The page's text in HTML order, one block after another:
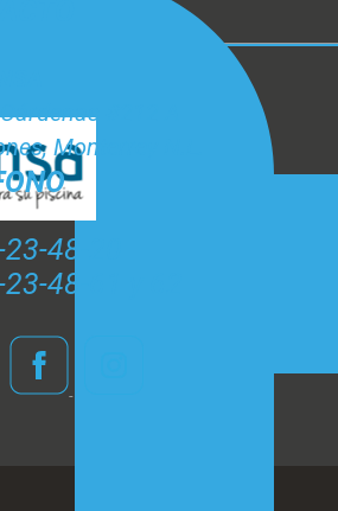
#212 A
Monterrey N.L.
48-20
48-61 y 62